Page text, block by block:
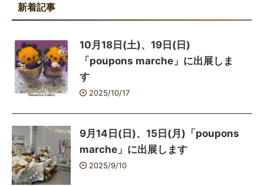
新着記事
10月18日(土)、19日(日)
「poupons marche」に出展しま
す
2025/10/17
9月14日(日)、15日(月)「poupons
marche」に出展します
2025/9/10